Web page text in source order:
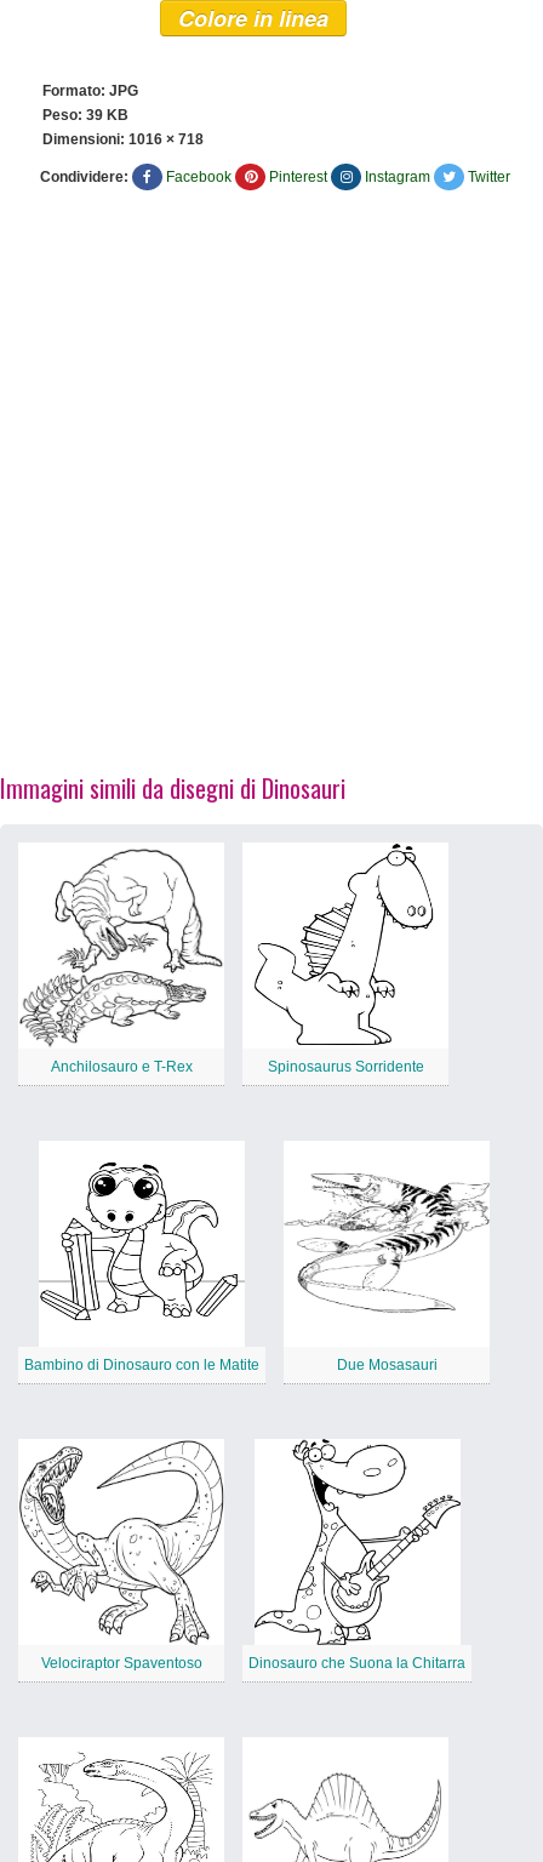
Colore in linea
Formato: JPG
Peso: 39 KB
Dimensioni: 1016 × 718
Condividere: Facebook Pinterest Instagram Twitter
Immagini simili da disegni di Dinosauri
Anchilosauro e T-Rex Spinosaurus Sorridente
Bambino di Dinosauro con le Matite Due Mosasauri
Velociraptor Spaventoso Dinosauro che Suona la Chitarra